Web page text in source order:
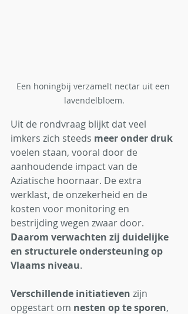
Een honingbij verzamelt nectar uit een
lavendelbloem.
Uit de rondvraag blijkt dat veel
imkers zich steeds meer onder druk
voelen staan, vooral door de
aanhoudende impact van de
Aziatische hoornaar. De extra
werklast, de onzekerheid en de
kosten voor monitoring en
bestrijding wegen zwaar door.
Daarom verwachten zij duidelijke
en structurele ondersteuning op
Vlaams niveau.
Verschillende initiatieven zijn
opgestart om nesten op te sporen,